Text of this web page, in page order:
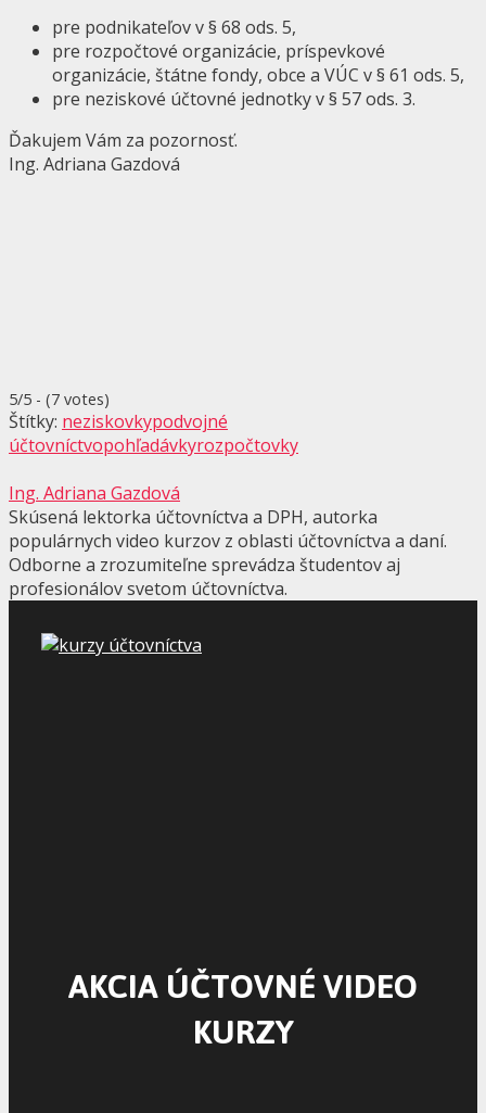
pre podnikateľov v § 68 ods. 5,
pre rozpočtové organizácie, príspevkové
organizácie, štátne fondy, obce a VÚC v § 61 ods. 5,
pre neziskové účtovné jednotky v § 57 ods. 3.
Ďakujem Vám za pozornosť.
Ing. Adriana Gazdová
5/5 - (7 votes)
Štítky: neziskovkypodvojné
účtovníctvopohľadávkyrozpočtovky
Ing. Adriana Gazdová
Skúsená lektorka účtovníctva a DPH, autorka
populárnych video kurzov z oblasti účtovníctva a daní.
Odborne a zrozumiteľne sprevádza študentov aj
profesionálov svetom účtovníctva.
AKCIA ÚČTOVNÉ VIDEO
KURZY